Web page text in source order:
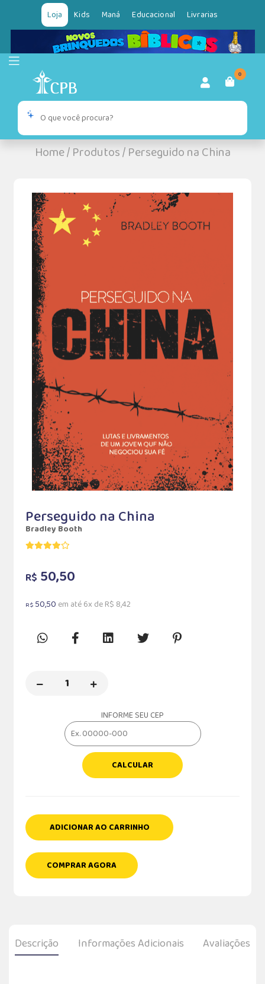
Loja Kids Maná Educacional Livrarias
0
Home/Produtos/Perseguido na China
Perseguido na China
Bradley Booth
R$ 50,50
R$ 50,50 em até 6x de R$ 8,42
INFORME SEU CEP
CALCULAR
ADICIONAR AO CARRINHO
COMPRAR AGORA
Descrição Informações Adicionais Avaliações